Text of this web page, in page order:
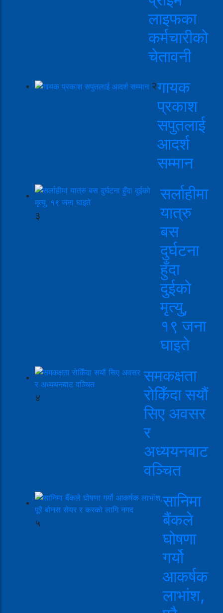
लाइफका
कर्मचारीको
चेतावनी
२गायक
प्रकाश
सपुतलाई
आदर्श
सम्मान
३
सर्लाहीमा
यात्रु
बस
दुर्घटना
हुँदा
दुईको
मृत्यु,
१९ जना
घाइते
४
समकक्षता
रोकिँदा सयौं
सिए अवसर
र
अध्ययनबाट
वञ्चित
५
सानिमा
बैंकले
घोषणा
गर्यो
आकर्षक
लाभांश,